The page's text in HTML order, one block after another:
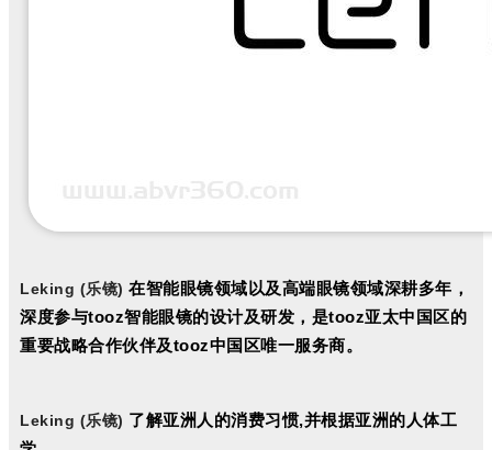
Leking (乐镜) 在智能眼镜领域以及高端眼镜领域深耕多年 ，
深度参与tooz智能眼镜的设计及研发 ， 是tooz亚太中国区的
重要战略合作伙伴及tooz中国区唯一服务商。
Leking (乐镜) 了解亚洲人的消费习惯,并根据亚洲的人体工